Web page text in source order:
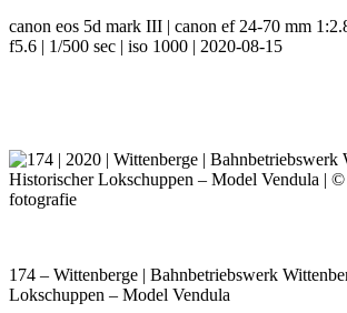
canon eos 5d mark III | canon ef 24-70 mm
f5.6 | 1/500 sec | iso 1000 | 2020-08-15
174 – Wittenberge | Bahnbetriebswerk
Lokschuppen – Model Vendula